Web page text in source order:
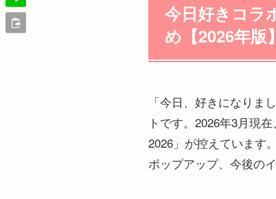
今日好きコラ
め【2026年版】
「今日、好きになり
トです。2026年3月現
2026」が控えています
ポップアップ、今後の